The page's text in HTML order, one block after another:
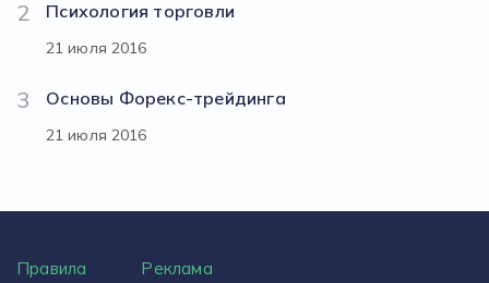
2 Психология торговли
21 июля 2016
3 Основы Форекс-трейдинга
21 июля 2016
Правила Реклама